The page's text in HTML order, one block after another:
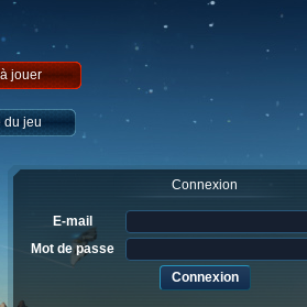
jouer
du jeu
Connexion
E-mail
Mot de passe